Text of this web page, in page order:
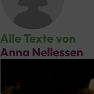
Alle Texte von
Anna Nellessen